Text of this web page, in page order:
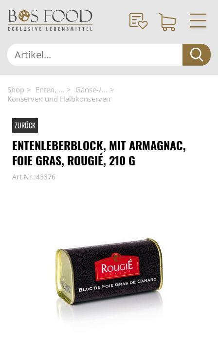
Shop Enten, ...
Gänse-/...
Konserven und Halbkonserven
ZURÜCK
ENTENLEBERBLOCK, MIT ARMAGNAC,
FOIE GRAS, ROUGIÉ, 210 G
Art.Nr.:43376